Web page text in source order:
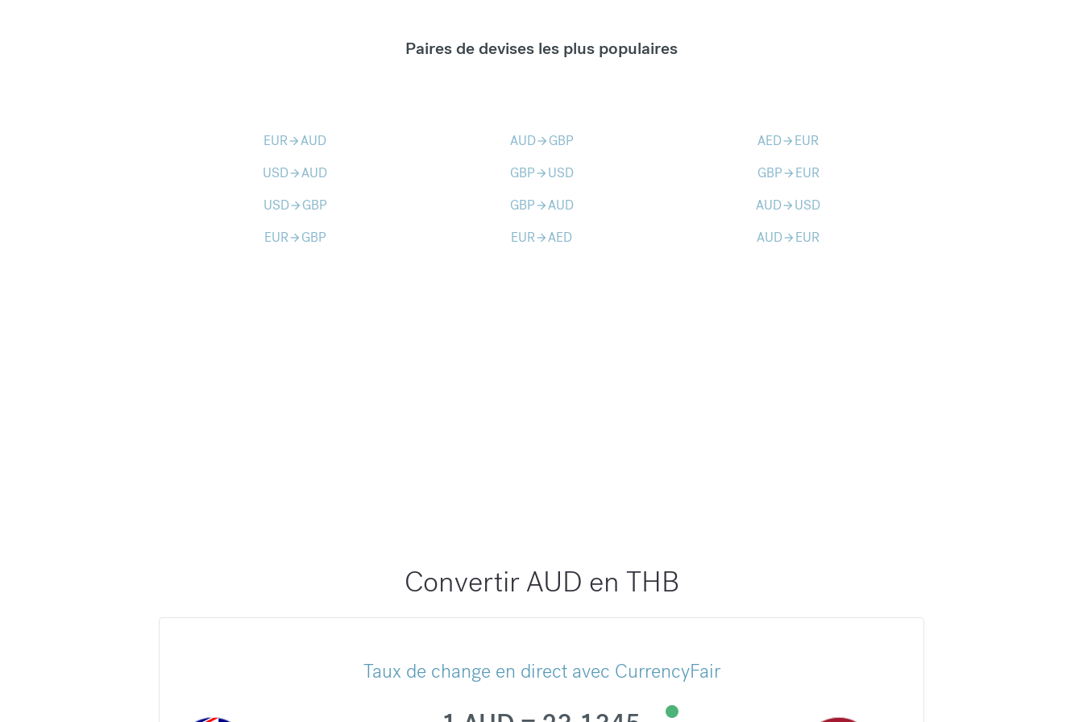
Paires de devises les plus populaires
EURarrow_forwardAUD AUDarrow_forward GBP AEDarrow_forward EUR
USDarrow_forwardAUD GBParrow_forward USD GBParrow_forward EUR
USDarrow_forward GBP GBParrow_forwardAUD AUDarrow_forward USD
EURarrow_forward GBP EURarrow_forwardAED AUDarrow_forward EUR
Convertir AUD en THB
Taux de change en direct avec CurrencyFair